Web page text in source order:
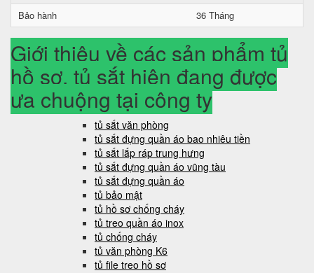
Bảo hành
36 Tháng
Giới thiệu về các sản phẩm tủ
hồ sơ, tủ sắt hiện đang được
ưa chuộng tại công ty
tủ sắt văn phòng
tủ sắt đựng quần áo bao nhiêu tiền
tủ sắt lắp ráp trung hưng
tủ sắt đựng quần áo vũng tàu
tủ sắt đựng quần áo
tủ bảo mật
tủ hồ sơ chống cháy
tủ treo quần áo inox
tủ chống cháy
tủ văn phòng K6
tủ file treo hồ sơ